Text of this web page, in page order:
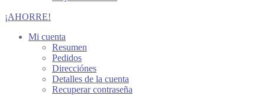
¡AHORRE!
Mi cuenta
Resumen
Pedidos
Direcciónes
Detalles de la cuenta
Recuperar contraseña